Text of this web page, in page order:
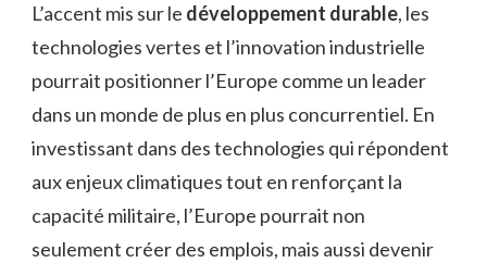
L’accent mis sur le développement durable, les
technologies vertes et l’innovation industrielle
pourrait positionner l’Europe comme un leader
dans un monde de plus en plus concurrentiel. En
investissant dans des technologies qui répondent
aux enjeux climatiques tout en renforçant la
capacité militaire, l’Europe pourrait non
seulement créer des emplois, mais aussi devenir